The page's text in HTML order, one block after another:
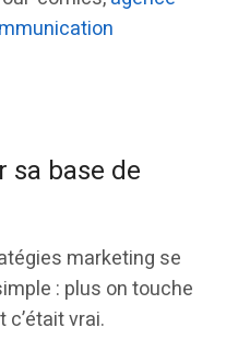
sa base de
marketing se
: plus on touche
c’était vrai.